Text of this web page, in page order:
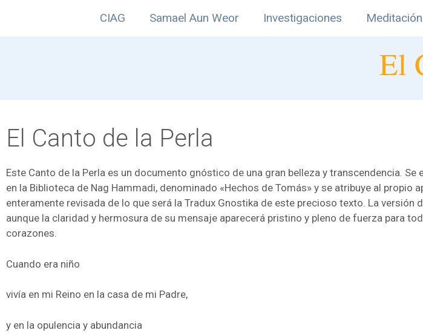
CIAG Samael Aun Weor Investigaciones Meditación
El
El Canto de la Perla
Este Canto de la Perla es un documento gnóstico de una gran belleza y transcendencia.
en la Biblioteca de Nag Hammadi, denominado «Hechos de Tomás» y se atribuye al
enteramente revisada de lo que será la Tradux Gnostika de este precioso texto. La
aunque la claridad y hermosura de su mensaje aparecerá pristino y pleno de fuerza para
corazones.
Cuando era niño
vivía en mi Reino en la casa de mi Padre,
y en la opulencia y abundancia